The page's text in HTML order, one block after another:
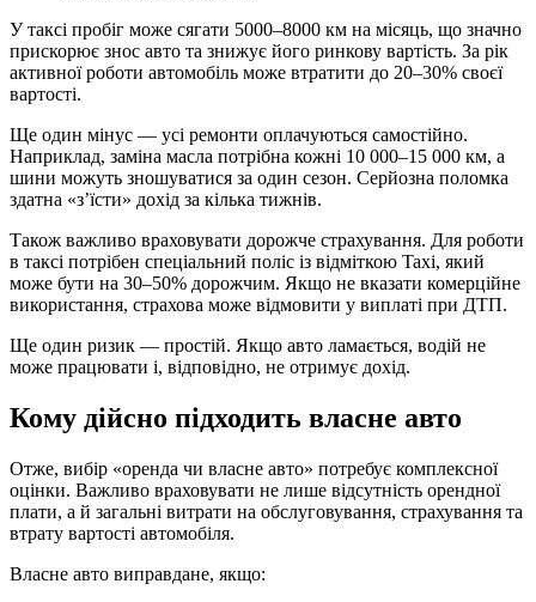
У таксі пробіг може сягати 5000–8000 км на місяць, що значно
прискорює знос авто та знижує його ринкову вартість. За рік
активної роботи автомобіль може втратити до 20–30% своєї
вартості.
Ще один мінус — усі ремонти оплачуються самостійно.
Наприклад, заміна масла потрібна кожні 10 000–15 000 км, а
шини можуть зношуватися за один сезон. Серйозна поломка
здатна «з’їсти» дохід за кілька тижнів.
Також важливо враховувати дорожче страхування. Для роботи
в таксі потрібен спеціальний поліс із відміткою Taxi, який
може бути на 30–50% дорожчим. Якщо не вказати комерційне
використання, страхова може відмовити у виплаті при ДТП.
Ще один ризик — простій. Якщо авто ламається, водій не
може працювати і, відповідно, не отримує дохід.
Кому дійсно підходить власне авто
Отже, вибір «оренда чи власне авто» потребує комплексної
оцінки. Важливо враховувати не лише відсутність орендної
плати, а й загальні витрати на обслуговування, страхування та
втрату вартості автомобіля.
Власне авто виправдане, якщо: